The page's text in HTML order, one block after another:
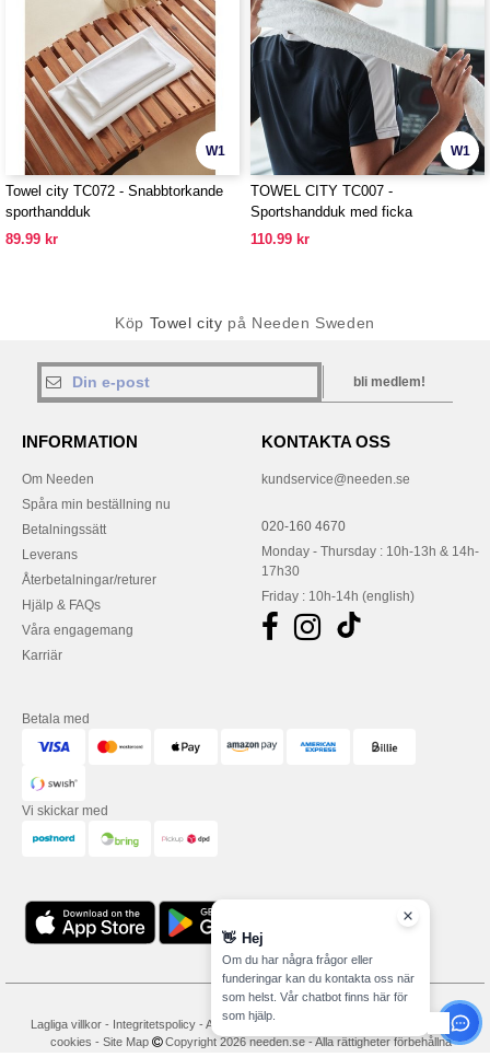
W1
Towel city TC072 - Snabbtorkande
sporthandduk
89.99 kr
W1
TOWEL CITY TC007 -
Sportshandduk med ficka
110.99 kr
Köp Towel city på Needen Sweden
bli medlem!
INFORMATION
Om Needen
Spåra min beställning nu
Betalningssätt
Leverans
Återbetalningar/returer
Hjälp & FAQs
Våra engagemang
Karriär
KONTAKTA OSS
kundservice@needen.se
020-160 4670
Monday - Thursday : 10h-13h & 14h-
17h30
Friday : 10h-14h (english)
Betala med
Vi skickar med
Lagliga villkor- Integritetspolicy- Användarvillkor
Policy för
cookies - Site Map Copyright 2026 needen.se - Alla rättigheter förbehållna
👋 Hej
Om du har några frågor eller
funderingar kan du kontakta oss när
som helst. Vår chatbot finns här för
som hjälp.